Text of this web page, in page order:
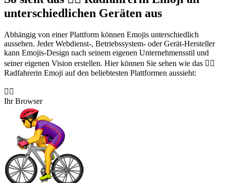
unterschiedlichen Geräten aus
Abhängig von einer Plattform können Emojis unterschiedlich
aussehen. Jeder Webdienst-, Betriebssystem- oder Gerät-Hersteller
kann Emojis-Design nach seinem eigenen Unternehmensstil und
seiner eigenen Vision erstellen. Hier können Sie sehen wie das 🚴‍♀️
Radfahrerin Emoji auf den beliebtesten Plattformen aussieht:
🚴‍♀️
Ihr Browser